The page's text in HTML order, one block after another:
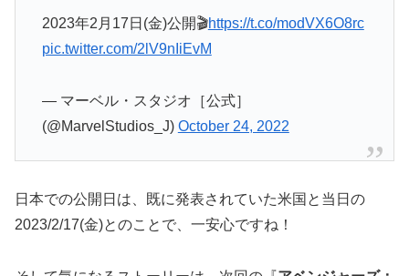
2023年2月17日(金)公開🎬https://t.co/modVX6O8rc
pic.twitter.com/2lV9nIiEvM
— マーベル・スタジオ［公式］
(@MarvelStudios_J) October 24, 2022
日本での公開日は、既に発表されていた米国と当日の
2023/2/17(金)とのことで、一安心ですね！